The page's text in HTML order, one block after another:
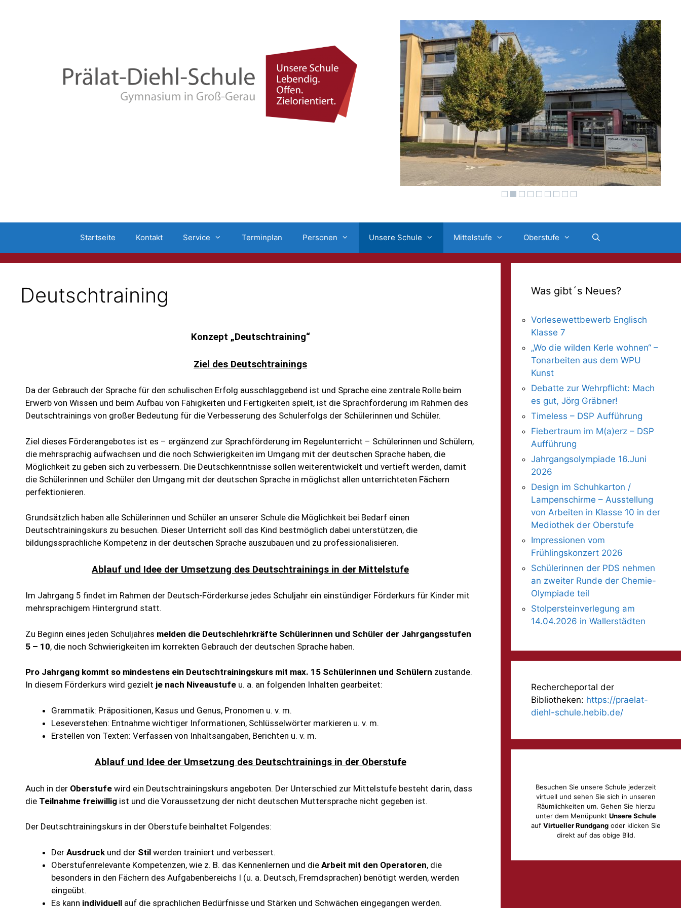
Startseite Kontakt Service Terminplan Personen Unsere Schule Mittelstufe Oberstufe
Deutschtraining
Konzept „Deutschtraining“
Ziel des Deutschtrainings
Da der Gebrauch der Sprache für den schulischen Erfolg ausschlaggebend ist und Sprache eine zentrale Rolle beim
Erwerb von Wissen und beim Aufbau von Fähigkeiten und Fertigkeiten spielt, ist die Sprachförderung im Rahmen des
Deutschtrainings von großer Bedeutung für die Verbesserung des Schulerfolgs der Schülerinnen und Schüler.
Ziel dieses Förderangebotes ist es – ergänzend zur Sprachförderung im Regelunterricht – Schülerinnen und Schülern,
die mehrsprachig aufwachsen und die noch Schwierigkeiten im Umgang mit der deutschen Sprache haben, die
Möglichkeit zu geben sich zu verbessern. Die Deutschkenntnisse sollen weiterentwickelt und vertieft werden, damit
die Schülerinnen und Schüler den Umgang mit der deutschen Sprache in möglichst allen unterrichteten Fächern
perfektionieren.
Grundsätzlich haben alle Schülerinnen und Schüler an unserer Schule die Möglichkeit bei Bedarf einen
Deutschtrainingskurs zu besuchen. Dieser Unterricht soll das Kind bestmöglich dabei unterstützen, die
bildungssprachliche Kompetenz in der deutschen Sprache auszubauen und zu professionalisieren.
Ablauf und Idee der Umsetzung des Deutschtrainings in der Mittelstufe
Im Jahrgang 5 findet im Rahmen der Deutsch-Förderkurse jedes Schuljahr ein einstündiger Förderkurs für Kinder mit
mehrsprachigem Hintergrund statt.
Zu Beginn eines jeden Schuljahres melden die Deutschlehrkräfte Schülerinnen und Schüler der Jahrgangsstufen
5 – 10, die noch Schwierigkeiten im korrekten Gebrauch der deutschen Sprache haben.
Pro Jahrgang kommt so mindestens ein Deutschtrainingskurs mit max. 15 Schülerinnen und Schülern zustande.
In diesem Förderkurs wird gezielt je nach Niveaustufe u. a. an folgenden Inhalten gearbeitet:
Grammatik: Präpositionen, Kasus und Genus, Pronomen u. v. m.
Leseverstehen: Entnahme wichtiger Informationen, Schlüsselwörter markieren u. v. m.
Erstellen von Texten: Verfassen von Inhaltsangaben, Berichten u. v. m.
Ablauf und Idee der Umsetzung des Deutschtrainings in der Oberstufe
Auch in der Oberstufe wird ein Deutschtrainingskurs angeboten. Der Unterschied zur Mittelstufe besteht darin, dass
die Teilnahme freiwillig ist und die Voraussetzung der nicht deutschen Muttersprache nicht gegeben ist.
Der Deutschtrainingskurs in der Oberstufe beinhaltet Folgendes:
Der Ausdruck und der Stil werden trainiert und verbessert.
Oberstufenrelevante Kompetenzen, wie z. B. das Kennenlernen und die Arbeit mit den Operatoren, die
besonders in den Fächern des Aufgabenbereichs I (u. a. Deutsch, Fremdsprachen) benötigt werden, werden
eingeübt.
Es kann individuell auf die sprachlichen Bedürfnisse und Stärken und Schwächen eingegangen werden.
Was gibt´s Neues?
Vorlesewettbewerb Englisch
Klasse 7
„Wo die wilden Kerle wohnen“ –
Tonarbeiten aus dem WPU
Kunst
Debatte zur Wehrpflicht: Mach
es gut, Jörg Gräbner!
Timeless – DSP Aufführung
Fiebertraum im M(a)erz – DSP
Aufführung
Jahrgangsolympiade 16.Juni
2026
Design im Schuhkarton /
Lampenschirme – Ausstellung
von Arbeiten in Klasse 10 in der
Mediothek der Oberstufe
Impressionen vom
Frühlingskonzert 2026
Schülerinnen der PDS nehmen
an zweiter Runde der Chemie-
Olympiade teil
Stolpersteinverlegung am
14.04.2026 in Wallerstädten
Rechercheportal der
Bibliotheken: https://praelat-
diehl-schule.hebib.de/
Besuchen Sie unsere Schule jederzeit
virtuell und sehen Sie sich in unseren
Räumlichkeiten um. Gehen Sie hierzu
unter dem Menüpunkt Unsere Schule
auf Virtueller Rundgang oder klicken Sie
direkt auf das obige Bild.